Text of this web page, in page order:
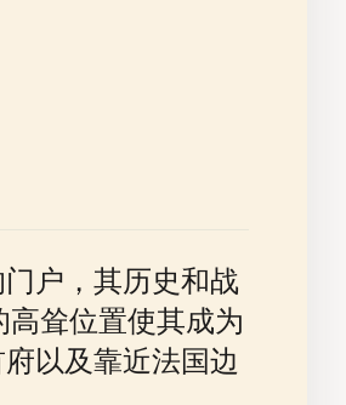
户，其历史和战
耸位置使其成为
以及靠近法国边